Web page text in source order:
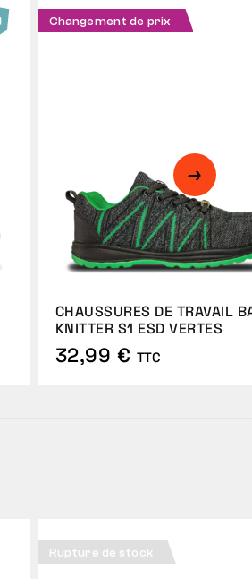
Changement de prix
CHAUSSURES DE TRAVAIL
KNITTER S1 ESD VERTES
32,99 € TTC
Rupture de stock